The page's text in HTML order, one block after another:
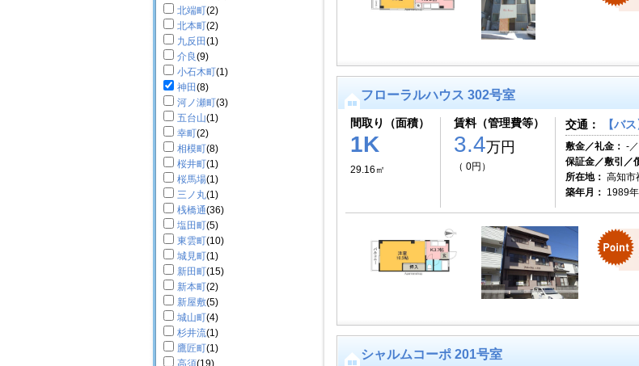
北端町(2)
北本町(2)
九反田(1)
介良(9)
小石木町(1)
神田(8)
河ノ瀬町(3)
五台山(1)
幸町(2)
相模町(8)
桜井町(1)
桜馬場(1)
三ノ丸(1)
桟橋通(36)
塩田町(5)
東雲町(10)
城見町(1)
新田町(15)
新本町(2)
新屋敷(5)
城山町(4)
杉井流(1)
鷹匠町(1)
高須(19)
フローラルハウス 302号室
間取り（面積）
1K
29.16㎡
賃料（管理費等）
3.4万円
（ 0円）
交通： 【バ
敷金／礼金： -
保証金／敷引／
所在地： 高知市
築年月： 1989
シャルムコーポ 201号室